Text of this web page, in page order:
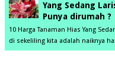
Yang Sedang
Punya dirumah ?
10 Harga Tanaman Hias Yang
di sekeliling kita adalah naiknya